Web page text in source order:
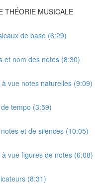
THÉORIE MUSICALE
de base (6:29)
et nom des notes (8:30)
vue notes naturelles (9:09)
tempo (3:59)
et de silences (10:05)
vue figures de notes (6:08)
(8:31)